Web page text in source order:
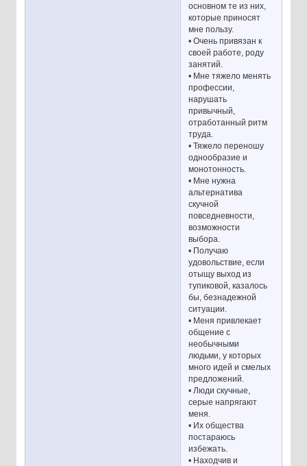
основном те из них,
которые приносят
мне пользу.
• Очень привязан к
своей работе, роду
занятий.
• Мне тяжело менять
профессии,
нарушать
привычный,
отработанный ритм
труда.
• Тяжело переношу
однообразие и
монотонность.
• Мне нужна
альтернатива
скучной
повседневности,
возможности
выбора.
• Получаю
удовольствие, если
отыщу выход из
тупиковой, казалось
бы, безнадежной
ситуации.
• Меня привлекает
общение с
необычными
людьми, у которых
много идей и смелых
предложений.
• Люди скучные,
серые напрягают
меня.
• Их общества
постараюсь
избежать.
• Находчив и